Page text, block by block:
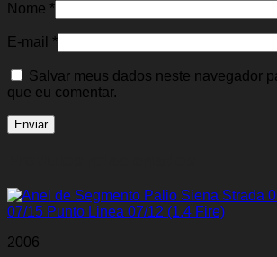
Nome *
E-mail *
Salvar meus dados neste navegador
que eu comentar.
2006